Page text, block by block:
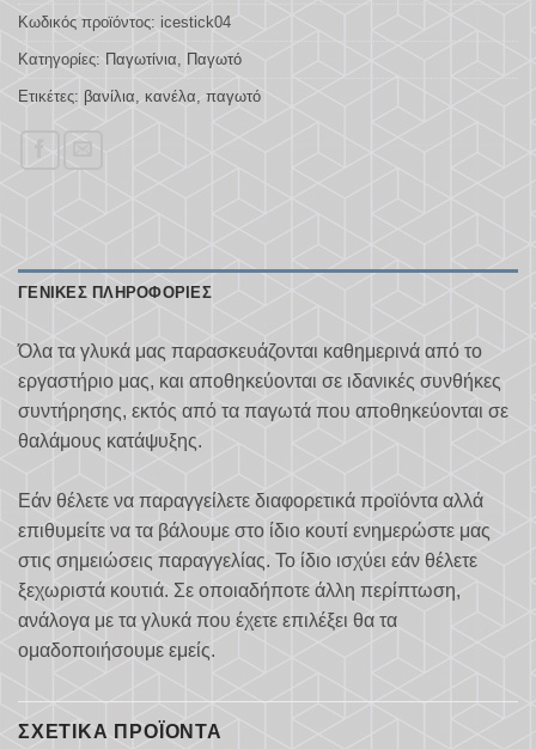
Κωδικός προϊόντος: icestick04
Κατηγορίες: Παγωτίνια Παγωτό
Ετικέτες: βανίλια κανέλα παγωτό
ΓΕΝΙΚΈΣ ΠΛΗΡΟΦΟΡΊΕΣ
Όλα τα γλυκά μας παρασκευάζονται καθημερινά από το
εργαστήριο μας, και αποθηκεύονται σε ιδανικές συνθήκες
συντήρησης, εκτός από τα παγωτά που αποθηκεύονται σε
θαλάμους κατάψυξης.
Εάν θέλετε να παραγγείλετε διαφορετικά προϊόντα αλλά
επιθυμείτε να τα βάλουμε στο ίδιο κουτί ενημερώστε μας
στις σημειώσεις παραγγελίας. Το ίδιο ισχύει εάν θέλετε
ξεχωριστά κουτιά. Σε οποιαδήποτε άλλη περίπτωση,
ανάλογα με τα γλυκά που έχετε επιλέξει θα τα
ομαδοποιήσουμε εμείς.
ΣΧΕΤΙΚΆ ΠΡΟΪΌΝΤΑ